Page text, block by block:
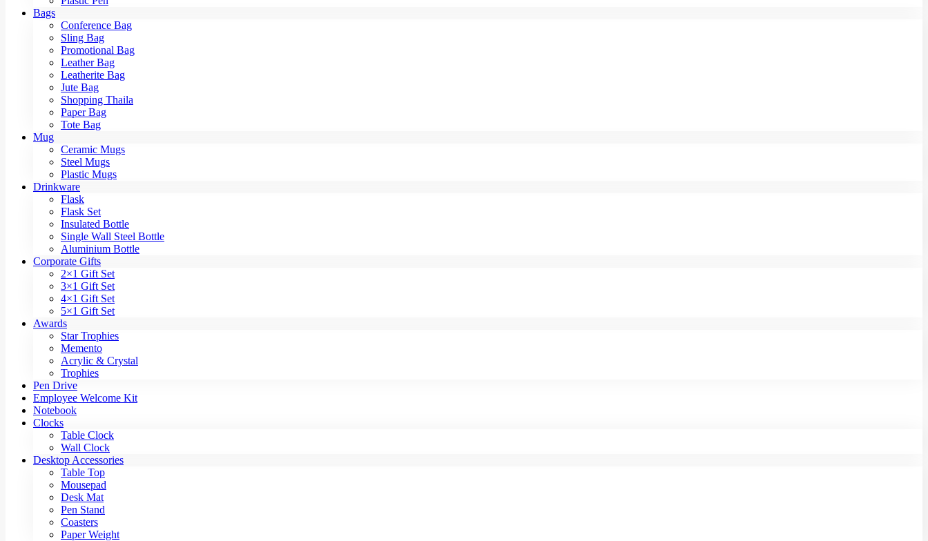
Bags
Conference Bag
Sling Bag
Promotional Bag
Leather Bag
Leatherite Bag
Jute Bag
Shopping Thaila
Paper Bag
Tote Bag
Mug
Ceramic Mugs
Steel Mugs
Plastic Mugs
Drinkware
Flask
Flask Set
Insulated Bottle
Single Wall Steel Bottle
Aluminium Bottle
Corporate Gifts
2×1 Gift Set
3×1 Gift Set
4×1 Gift Set
5×1 Gift Set
Awards
Star Trophies
Memento
Acrylic & Crystal
Trophies
Pen Drive
Employee Welcome Kit
Notebook
Clocks
Table Clock
Wall Clock
Desktop Accessories
Table Top
Mousepad
Desk Mat
Pen Stand
Coasters
Paper Weight